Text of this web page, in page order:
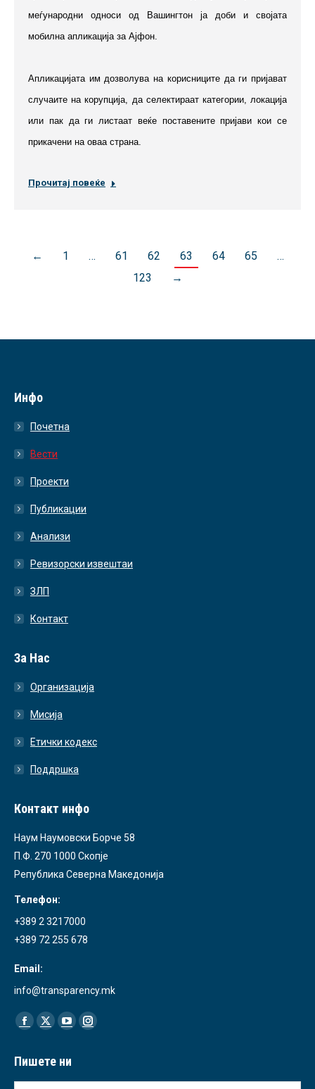
меѓународни односи од Вашингтон ја доби и својата
мобилна апликација за Ајфон.
Апликацијата им дозволува на корисниците да ги пријават
случаите на корупција, да селектираат категории, локација
или пак да ги листаат веќе поставените пријави кои се
прикачени на оваа страна.
Прочитај повеќе
← 1 … 61 62 63 64 65
…
123
→
Инфо
Почетна
Вести
Проекти
Публикации
Анализи
Ревизорски извештаи
ЗЛП
Контакт
За Нас
Организација
Мисија
Етички кодекс
Поддршка
Контакт инфо
Наум Наумовски Борче 58
П.Ф. 270 1000 Скопје
Република Северна Македонија
Телефон:
+389 2 3217000
+389 72 255 678
Email:
info@transparency.mk
Find us on:
Facebook
opens
in
X
opens
in
YouTube
opens
in
Instagram
in
Пишете ни